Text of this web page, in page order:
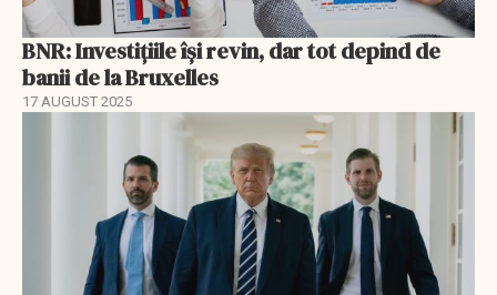
BNR: Investițiile își revin, dar tot depind de
banii de la Bruxelles
17 AUGUST 2025